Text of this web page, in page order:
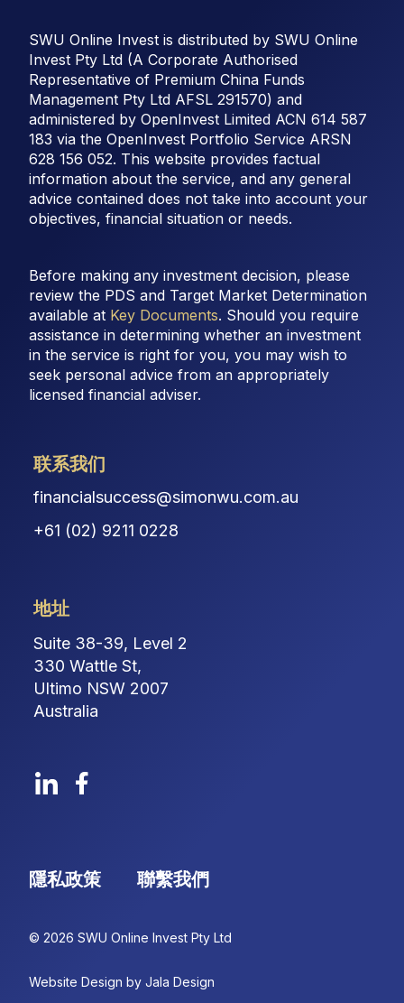
联系我们
financialsuccess@simonwu.com.au
+61 (02) 9211 0228
地址
Suite 38-39, Level 2
330 Wattle St,
Ultimo NSW 2007
Australia
SWU Online Invest is distributed by SWU Online
Invest Pty Ltd (A Corporate Authorised
Representative of Premium China Funds
Management Pty Ltd AFSL 291570) and
administered by OpenInvest Limited ACN 614 587
183 via the OpenInvest Portfolio Service ARSN
628 156 052. This website provides factual
information about the service, and any general
advice contained does not take into account your
objectives, financial situation or needs.
Before making any investment decision, please
review the PDS and Target Market Determination
available at Key Documents. Should you require
assistance in determining whether an investment
in the service is right for you, you may wish to
seek personal advice from an appropriately
licensed financial adviser.
隱私政策 聯繫我們
© 2026 SWU Online Invest Pty Ltd
Website Design by Jala Design